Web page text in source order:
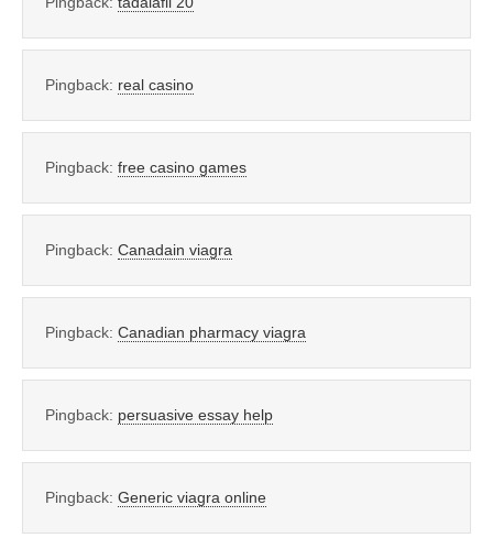
Pingback: real casino
Pingback: free casino games
Pingback: Canadain viagra
Pingback: Canadian pharmacy viagra
Pingback: persuasive essay help
Pingback: Generic viagra online